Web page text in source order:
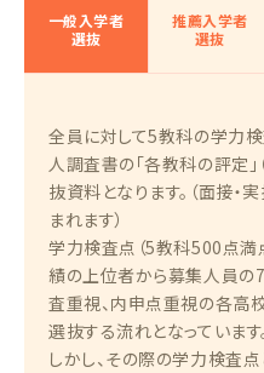
一般入学者
選抜
推薦入学者
選抜
全員に対して5教科の学力
人調査書の「各教科の評定
抜資料となります。（面接
まれます）
学力検査点（5教科500点満
績の上位者から募集人員の
査重視、内申点重視の各高
選抜する流れとなっています
しかし、その際の学力検査